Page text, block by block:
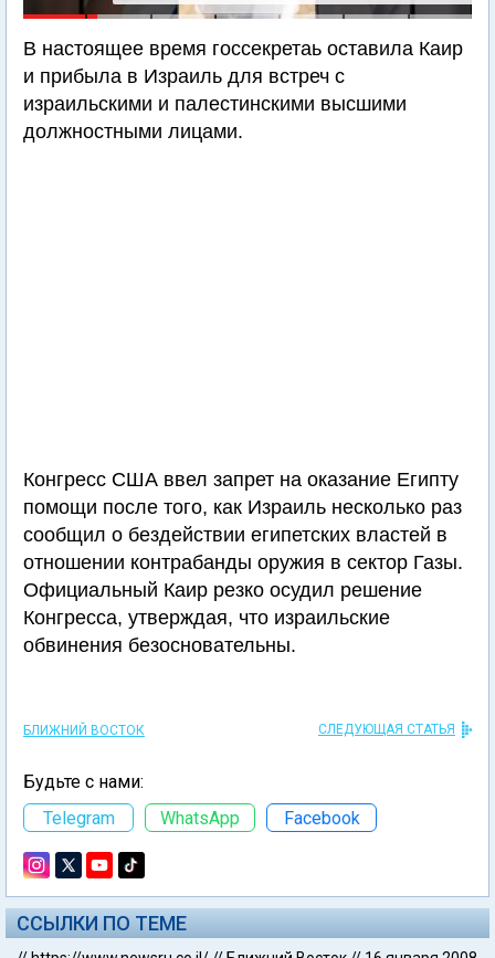
В настоящее время госсекретаь оставила Каир
и прибыла в Израиль для встреч с
израильскими и палестинскими высшими
должностными лицами.
Конгресс США ввел запрет на оказание Египту
помощи после того, как Израиль несколько раз
сообщил о бездействии египетских властей в
отношении контрабанды оружия в сектор Газы.
Официальный Каир резко осудил решение
Конгресса, утверждая, что израильские
обвинения безосновательны.
БЛИЖНИЙ ВОСТОК СЛЕДУЮЩАЯ СТАТЬЯ
Будьте с нами:
Telegram
WhatsApp Facebook
ССЫЛКИ ПО ТЕМЕ